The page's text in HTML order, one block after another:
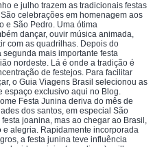
e julho trazem as tradicionais festas
celebrações em homenagem aos
e São Pedro. Uma ótima
dançar, ouvir música animada,
com as quadrilhas. Depois do
mais importante festa
nordeste. Lá é onde a tradição é
de festejos. Para facilitar
o Guia Viagens Brasil selecionou as
espaço exclusivo aqui no Blog.
Festa Junina deriva do mês de
dos santos, em especial São
joanina, mas ao chegar ao Brasil,
alegria. Rapidamente incorporada
a festa junina teve influência